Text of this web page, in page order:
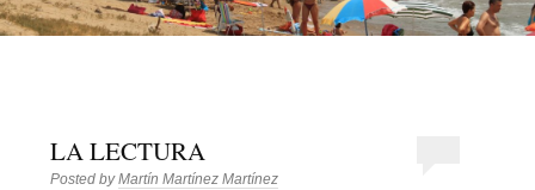
LA LECTURA
Posted byMartín Martínez Martínez